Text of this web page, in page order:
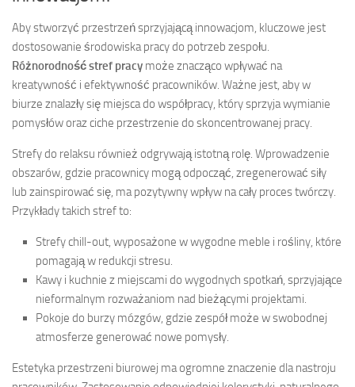
Aby stworzyć przestrzeń sprzyjającą innowacjom, kluczowe jest
dostosowanie środowiska pracy do potrzeb zespołu.
Różnorodność stref pracy może znacząco wpływać na
kreatywność i efektywność pracowników. Ważne jest, aby w
biurze znalazły się miejsca do współpracy, który sprzyja wymianie
pomysłów oraz ciche przestrzenie do skoncentrowanej pracy.
Strefy do relaksu również odgrywają istotną rolę. Wprowadzenie
obszarów, gdzie pracownicy mogą odpocząć, zregenerować siły
lub zainspirować się, ma pozytywny wpływ na cały proces twórczy.
Przykłady takich stref to:
Strefy chill-out, wyposażone w wygodne meble i rośliny, które
pomagają w redukcji stresu.
Kawy i kuchnie z miejscami do wygodnych spotkań, sprzyjające
nieformalnym rozważaniom nad bieżącymi projektami.
Pokoje do burzy mózgów, gdzie zespół może w swobodnej
atmosferze generować nowe pomysły.
Estetyka przestrzeni biurowej ma ogromne znaczenie dla nastroju